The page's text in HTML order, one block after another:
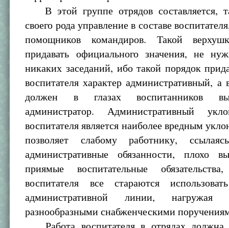
В этой группе отрядов составляется,
своего рода управление в составе
помощников командиров. Такой
придавать официального значения, не
никаких заседаний, ибо такой порядок
воспитателя характер административный, а
должен в глазах воспитанников
администратор. Административный
воспитателя является наиболее вредным
позволяет слабому работнику,
административные обязанности, плохо
приямые воспитательные
воспитателя все стараются
административной линии,
разнообразными снабженческими